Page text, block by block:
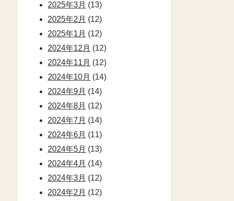
2025年3月 (13)
2025年2月 (12)
2025年1月 (12)
2024年12月 (12)
2024年11月 (12)
2024年10月 (14)
2024年9月 (14)
2024年8月 (12)
2024年7月 (14)
2024年6月 (11)
2024年5月 (13)
2024年4月 (14)
2024年3月 (12)
2024年2月 (12)